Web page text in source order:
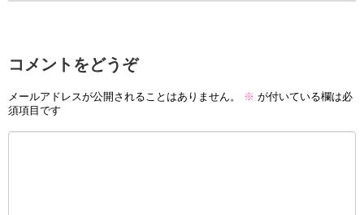
コメントをどうぞ
メールアドレスが公開されることはありません。 ※ が付いている欄は必
須項目です